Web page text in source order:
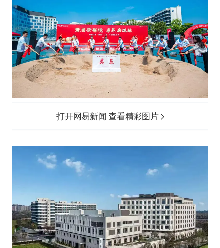
打开网易新闻 查看精彩图片